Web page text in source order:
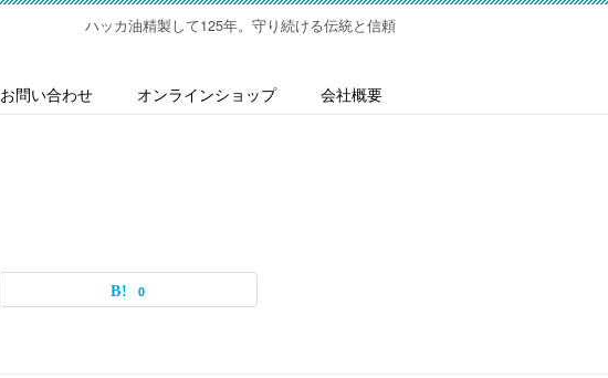
ハッカ油精製して125年。守り続ける伝統と信頼
お問い合わせ オンラインショップ 会社概要
0